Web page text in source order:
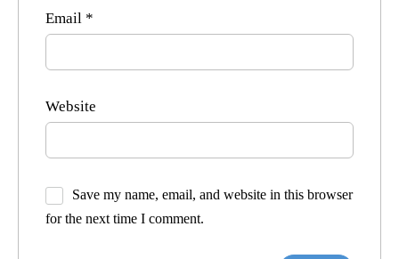
Email *
Website
Save my name, email, and website in this browser
for the next time I comment.